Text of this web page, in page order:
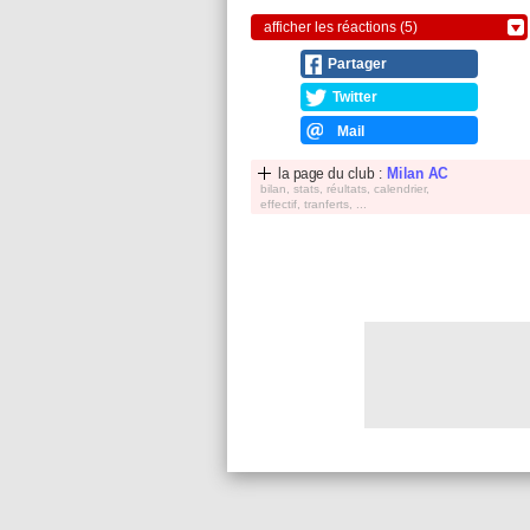
afficher les réactions (5)
Partager
Twitter
Mail
la page du club : Milan AC
bilan, stats, réultats, calendrier,
effectif, tranferts, ...